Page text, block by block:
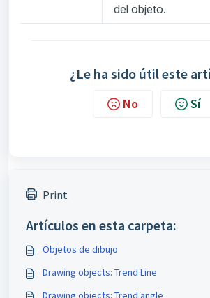
del objeto.
¿Le ha sido útil este
No Sí
Print
Artículos en esta carpeta:
Objetos de dibujo
Drawing objects: Trend Line
Drawing objects: Trend angle